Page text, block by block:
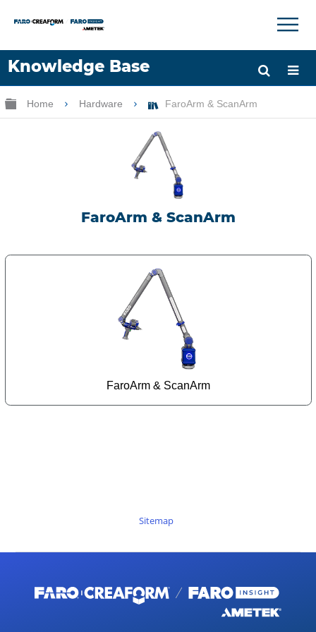
Knowledge Base
Lingua
Chiedere aiuto Accesso
×
Ingrandisci/riduci gerarchia globale
Home Hardware FaroArm & ScanArm
FaroArm & ScanArm
FaroArm & ScanArm
Sitemap